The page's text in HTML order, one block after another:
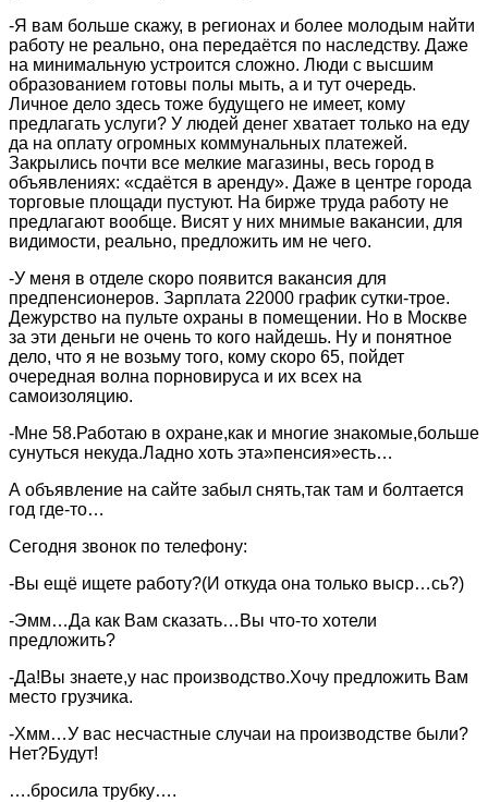
-Я вам больше скажу, в регионах и более молодым найти
работу не реально, она передаётся по наследству. Даже
на минимальную устроится сложно. Люди с высшим
образованием готовы полы мыть, а и тут очередь.
Личное дело здесь тоже будущего не имеет, кому
предлагать услуги? У людей денег хватает только на еду
да на оплату огромных коммунальных платежей.
Закрылись почти все мелкие магазины, весь город в
объявлениях: «сдаётся в аренду». Даже в центре города
торговые площади пустуют. На бирже труда работу не
предлагают вообще. Висят у них мнимые вакансии, для
видимости, реально, предложить им не чего.
-У меня в отделе скоро появится вакансия для
предпенсионеров. Зарплата 22000 график сутки-трое.
Дежурство на пульте охраны в помещении. Но в Москве
за эти деньги не очень то кого найдешь. Ну и понятное
дело, что я не возьму того, кому скоро 65, пойдет
очередная волна порновируса и их всех на
самоизоляцию.
-Мне 58.Работаю в охране,как и многие знакомые,больше
сунуться некуда.Ладно хоть эта»пенсия»есть…
А объявление на сайте забыл снять,так там и болтается
год где-то…
Сегодня звонок по телефону:
-Вы ещё ищете работу?(И откуда она только выср…сь?)
-Эмм…Да как Вам сказать…Вы что-то хотели
предложить?
-Да!Вы знаете,у нас производство.Хочу предложить Вам
место грузчика.
-Хмм…У вас несчастные случаи на производстве были?
Нет?Будут!
….бросила трубку….